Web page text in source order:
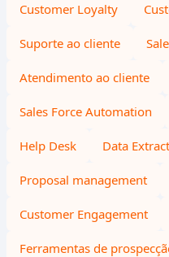
Customer Loyalty
Suporte ao cliente
Atendimento ao cliente
Sales Force Automation
Help Desk Data
Proposal management
Customer Engagement
Ferramentas de